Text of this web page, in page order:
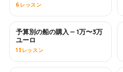
6レッスン
近日公開
予算別の船の購入 — 1万〜3万
ユーロ
13レッスン